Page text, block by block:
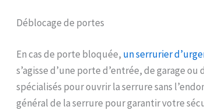
Déblocage de portes
En cas de porte bloquée, un serrurier
s’agisse d’une porte d’entrée, de garage
spécialisés pour ouvrir la serrure sans
général de la serrure pour garantir votre